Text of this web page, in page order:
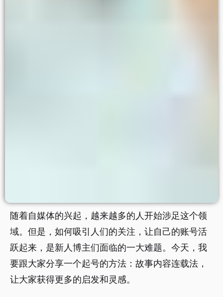
随着自媒体的兴起，越来越多的人开始涉足这个领
域。但是，如何吸引人们的关注，让自己的账号活
跃起来，是新人博主们面临的一大难题。今天，我
要跟大家分享一个起号的方法：故事内容连载法，
让大家获得更多的启发和灵感。